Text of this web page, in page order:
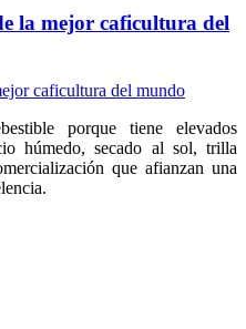
la mejor caficultura del
porque tiene elevados
húmedo, secado al sol, trilla
que afianzan una